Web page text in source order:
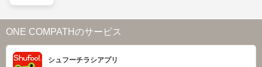
ONE COMPATHのサービス
シュフーチラシアプリ